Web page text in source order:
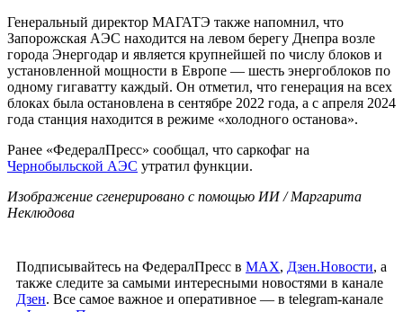
Генеральный директор МАГАТЭ также напомнил, что
Запорожская АЭС находится на левом берегу Днепра возле
города Энергодар и является крупнейшей по числу блоков и
установленной мощности в Европе — шесть энергоблоков по
одному гигаватту каждый. Он отметил, что генерация на всех
блоках была остановлена в сентябре 2022 года, а с апреля 2024
года станция находится в режиме «холодного останова».
Ранее «ФедералПресс» сообщал, что саркофаг на
Чернобыльской АЭС утратил функции.
Изображение сгенерировано с помощью ИИ / Маргарита
Неклюдова
Подписывайтесь на ФедералПресс в МАХ, Дзен.Новости, а
также следите за самыми интересными новостями в канале
Дзен. Все самое важное и оперативное — в telegram-канале